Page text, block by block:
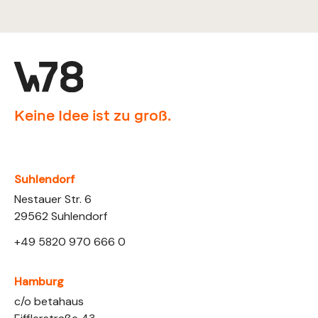
Keine Idee ist zu groß.
Suhlendorf
Nestauer Str. 6
29562 Suhlendorf
+49 5820 970 666 0
Hamburg
c/o betahausLink opens in a new tab